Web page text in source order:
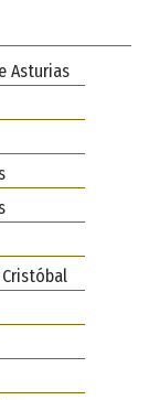
Asturias